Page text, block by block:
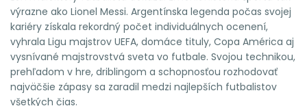
výrazne ako Lionel Messi. Argentínska legenda počas svojej
kariéry získala rekordný počet individuálnych ocenení,
vyhrala Ligu majstrov UEFA, domáce tituly, Copa América aj
vysnívané majstrovstvá sveta vo futbale. Svojou technikou,
prehľadom v hre, driblingom a schopnosťou rozhodovať
najväčšie zápasy sa zaradil medzi najlepších futbalistov
všetkých čias.